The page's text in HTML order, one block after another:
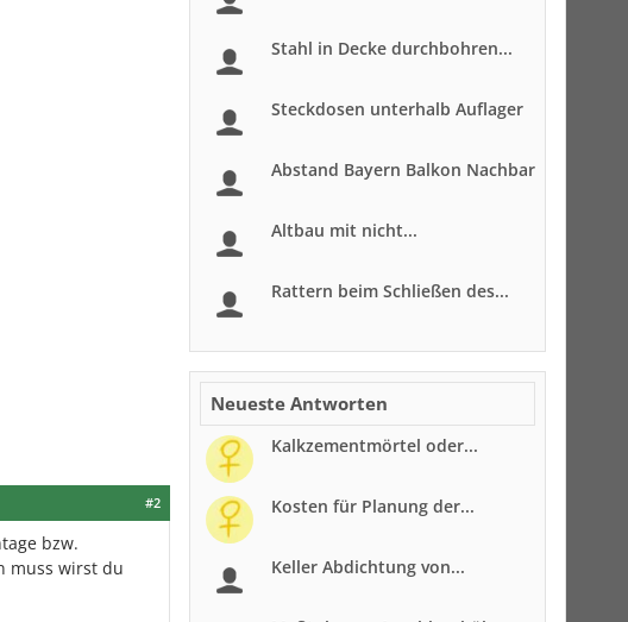
#2
bzw.
muss wirst du
Stahl in Decke durchbohren...
Steckdosen unterhalb Auflager
Abstand Bayern Balkon Nachbar
Altbau mit nicht...
Rattern beim Schließen des...
Neueste Antworten
Kalkzementmörtel oder...
Kosten für Planung der...
Keller Abdichtung von...